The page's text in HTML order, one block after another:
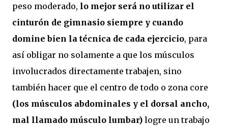
peso moderado, lo mejor será no utilizar el
cinturón de gimnasio siempre y cuando
domine bien la técnica de cada ejercicio, para
así obligar no solamente a que los músculos
involucrados directamente trabajen, sino
también hacer que el centro de todo o zona core
(los músculos abdominales y el dorsal ancho,
mal llamado músculo lumbar) logre un trabajo